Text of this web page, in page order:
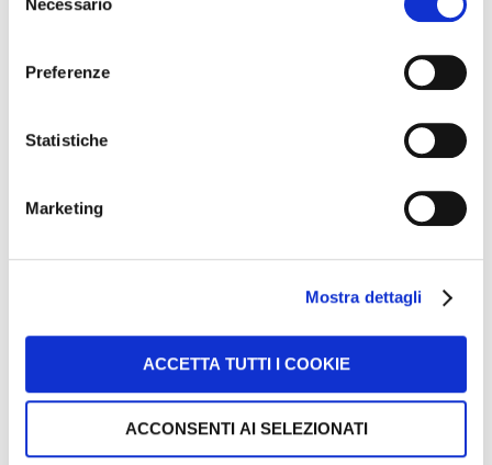
del
Preferenze
Statistiche
Marketing
Mostra dettagli
ACCETTA TUTTI I COOKIE
ACCONSENTI AI SELEZIONATI